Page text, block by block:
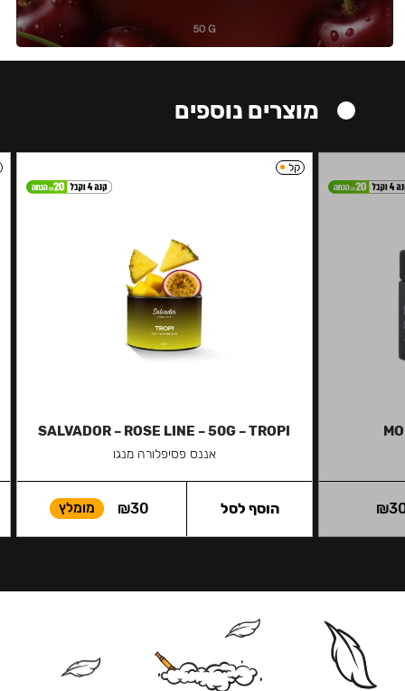
מוצרים נוספים
₪
קל
SALVADOR – ROSE LINE – 50G – TROPI
אננס פסיפלורה מנגו
₪30 מומלץ הוסף לסל